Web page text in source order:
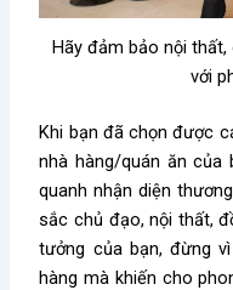
Hãy đảm bảo nội
với
Khi bạn đã chọn được
nhà hàng/quán ăn của
quanh nhận diện
sắc chủ đạo, nội thất,
tưởng của bạn, đừng
hàng mà khiến cho